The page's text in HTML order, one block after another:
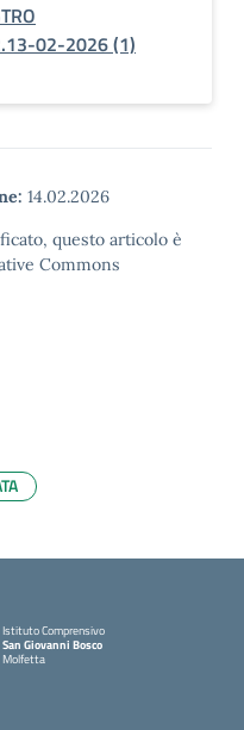
02-2026 (1)
14.02.2026
questo articolo è
Commons
Istituto Comprensivo
San Giovanni Bosco
Molfetta